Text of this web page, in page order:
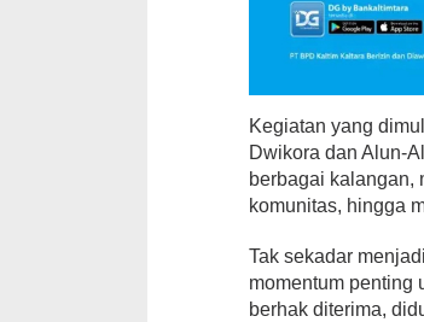
Kegiatan yang
Dwikora dan Alun-
berbagai kalangan,
komunitas, hingga
Tak sekadar
momentum penting
berhak diterima,